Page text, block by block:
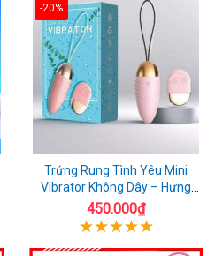
-20%
Trứng Rung Tình Yêu Mini
Vibrator Không Dây – Hưng
Phấn Mọi Nơi
450.000₫